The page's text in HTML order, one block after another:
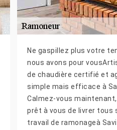
Ne gaspillez plus votre
nous avons pour
de chaudière certifié et
simple mais efficace à
Calmez-vous
prêt à vous de livrer tous
travail de ramonageà